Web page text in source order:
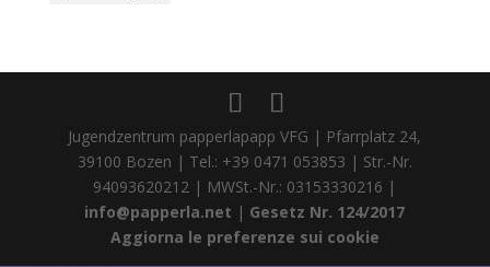
Jugendzentrum papperlapapp VFG | Pfarrplatz 24,
39100 Bozen | Tel.: +39 0471 053853 | Str.-Nr.
94093620212 | MWSt.-Nr.: 03153330216 |
info@papperla.net | Gesetz Nr. 124/2017
Aggiorna le preferenze sui cookie